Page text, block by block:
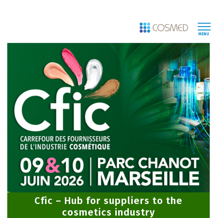
MENU
Cfic – Hub for suppliers to the
cosmetics industry